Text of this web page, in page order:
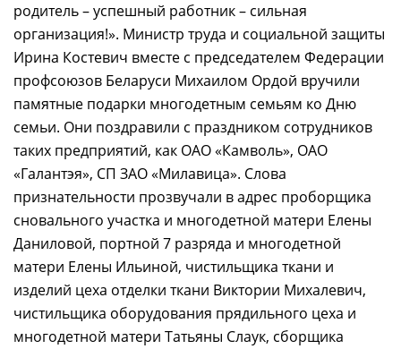
родитель – успешный работник – сильная
организация!». Министр труда и социальной защиты
Ирина Костевич вместе с председателем Федерации
профсоюзов Беларуси Михаилом Ордой вручили
памятные подарки многодетным семьям ко Дню
семьи. Они поздравили с праздником сотрудников
таких предприятий, как ОАО «Камволь», ОАО
«Галантэя», СП ЗАО «Милавица». Слова
признательности прозвучали в адрес проборщика
сновального участка и многодетной матери Елены
Даниловой, портной 7 разряда и многодетной
матери Елены Ильиной, чистильщика ткани и
изделий цеха отделки ткани Виктории Михалевич,
чистильщика оборудования прядильного цеха и
многодетной матери Татьяны Слаук, сборщика